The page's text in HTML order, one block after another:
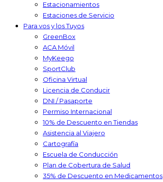
Estacionamientos
Estaciones de Servicio
Para vos y los Tuyos
GreenBox
ACA Móvil
MyKeego
SportClub
Oficina Virtual
Licencia de Conducir
DNI / Pasaporte
Permiso Internacional
10% de Descuento en Tiendas
Asistencia al Viajero
Cartografía
Escuela de Conducción
Plan de Cobertura de Salud
35% de Descuento en Medicamentos